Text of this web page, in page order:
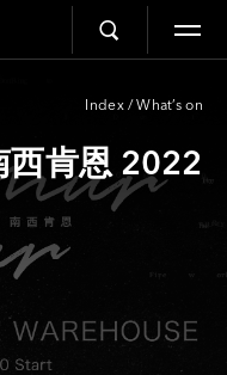
Index / What’s on
西肯恩 2022